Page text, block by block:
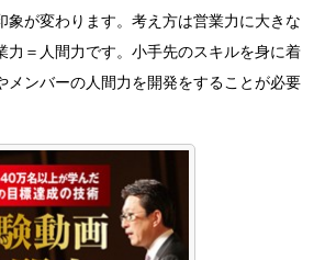
象が変わります。考え方は営業力に大きな
力＝人間力です。小手先のスキルを身に着
メンバーの人間力を開発をすることが必要